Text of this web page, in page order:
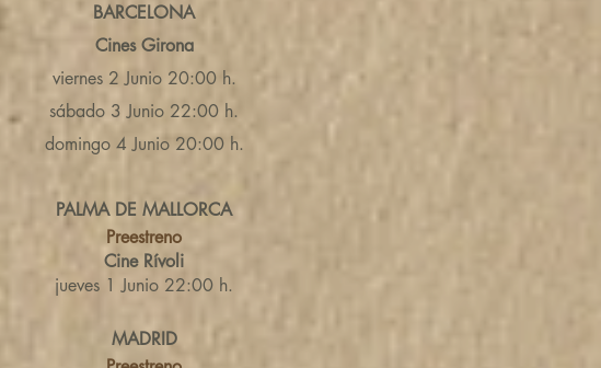
BARCELONA
Cines Girona
viernes 2 Junio 20:00 h.
sábado 3 Junio 22:00 h.
domingo 4 Junio 20:00 h.
PALMA DE MALLORCA
Preestreno
Cine Rívoli
jueves 1 Junio 22:00 h.
MADRID